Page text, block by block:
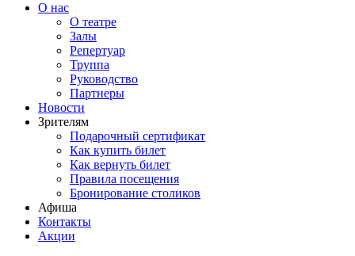
О нас
О театре
Залы
Репертуар
Труппа
Руководство
Партнеры
Новости
Зрителям
Подарочный сертификат
Как купить билет
Как вернуть билет
Правила посещения
Бронирование столиков
Афиша
Контакты
Акции